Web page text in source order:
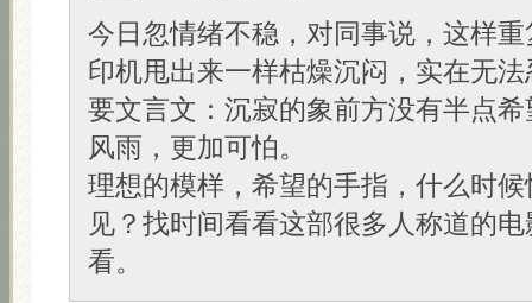
今日忽情绪不稳，对同事说，这样
印机甩出来一样枯燥沉闷，实在无
要文言文：沉寂的象前方没有半点
风雨，更加可怕。
理想的模样，希望的手指，什么时
见？找时间看看这部很多人称道的
看。